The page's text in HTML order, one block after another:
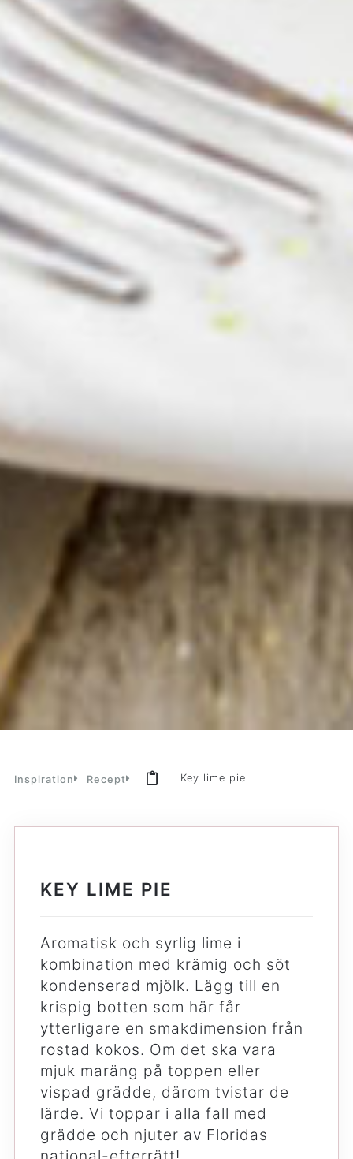
Inspiration Recept Key lime pie
KEY LIME PIE
Aromatisk och syrlig lime i
kombination med krämig och söt
kondenserad mjölk. Lägg till en
krispig botten som här får
ytterligare en smakdimension från
rostad kokos. Om det ska vara
mjuk maräng på toppen eller
vispad grädde, därom tvistar de
lärde. Vi toppar i alla fall med
grädde och njuter av Floridas